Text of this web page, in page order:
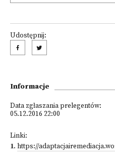
Udostępnij:
Informacje
Data zgłaszania prelegentów:
05.12.2016 22:00
Linki:
1. https://